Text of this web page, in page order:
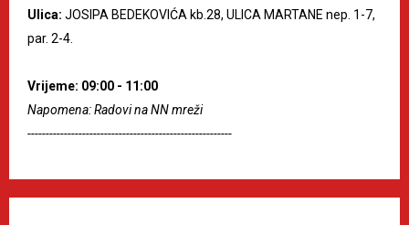
Ulica: JOSIPA BEDEKOVIĆA kb.28, ULICA MARTANE nep. 1-7,
par. 2-4.
Vrijeme: 09:00 - 11:00
Napomena: Radovi na NN mreži
--------------------------------------------------------